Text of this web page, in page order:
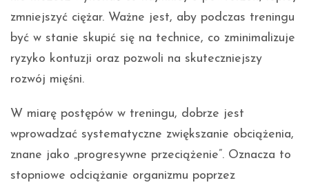
zmniejszyć ciężar. Ważne jest, aby podczas treningu
być w stanie skupić się na technice, co zminimalizuje
ryzyko kontuzji oraz pozwoli na skuteczniejszy
rozwój mięśni.
W miarę postępów w treningu, dobrze jest
wprowadzać systematyczne zwiększanie obciążenia,
znane jako „progresywne przeciążenie”. Oznacza to
stopniowe odciążanie organizmu poprzez